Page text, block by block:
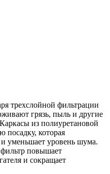
трехслойной фильтрации
грязь, пыль и другие
из полиуретановой
посадку, которая
уменьшает уровень шума.
повышает
и сокращает